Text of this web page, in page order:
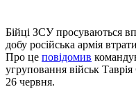
Бійці ЗСУ просуваються
добу російська армія
Про це повідомив
угруповання військ
26 червня.